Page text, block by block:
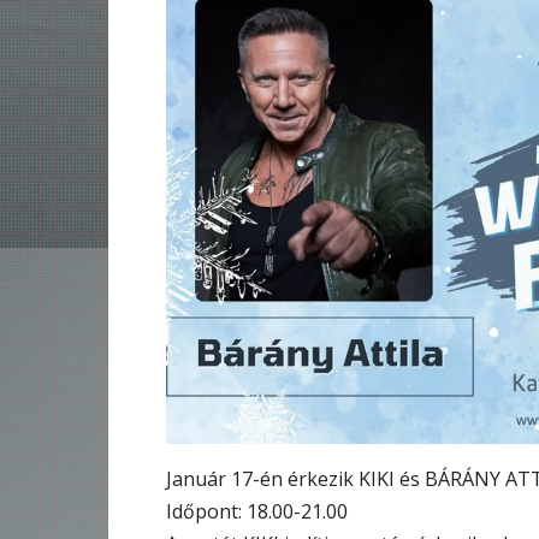
Január 17-én érkezik KIKI és BÁRÁNY
Időpont: 18.00-21.00